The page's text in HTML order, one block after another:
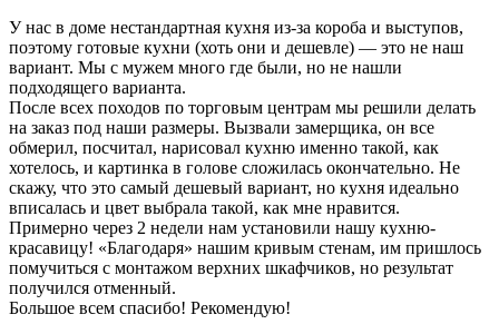
У нас в доме нестандартная кухня из-за короба и выступов,
поэтому готовые кухни (хоть они и дешевле) — это не наш
вариант. Мы с мужем много где были, но не нашли
подходящего варианта.
После всех походов по торговым центрам мы решили делать
на заказ под наши размеры. Вызвали замерщика, он все
обмерил, посчитал, нарисовал кухню именно такой, как
хотелось, и картинка в голове сложилась окончательно. Не
скажу, что это самый дешевый вариант, но кухня идеально
вписалась и цвет выбрала такой, как мне нравится.
Примерно через 2 недели нам установили нашу кухню-
красавицу! «Благодаря» нашим кривым стенам, им пришлось
помучиться с монтажом верхних шкафчиков, но результат
получился отменный.
Большое всем спасибо! Рекомендую!